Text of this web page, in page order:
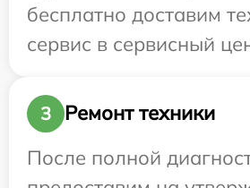
бесплатно доставим
сервис в сервисный
3
Ремонт техники
После полной